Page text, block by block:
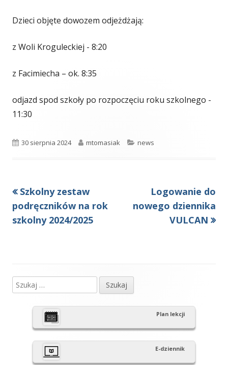
Dzieci objęte dowozem odjeżdżają:
z Woli Kroguleckiej - 8:20
z Facimiecha – ok. 8:35
odjazd spod szkoły po rozpoczęciu roku szkolnego -
11:30
Opublikowano
30 sierpnia 2024 Autor
mtomasiak Kategorie
news
Nawigacja
wpisu
Poprzedni
artykół
Szkolny zestaw
podręczników na rok
szkolny 2024/2025
Następny
artykół:
Logowanie do
nowego dziennika
VULCAN
Główny
panel
boczny
Szukaj:
Plan lekcji
E-dziennik